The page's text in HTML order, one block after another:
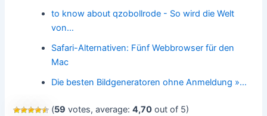
to know about qzobollrode - So wird die Welt
von…
Safari-Alternativen: Fünf Webbrowser für den
Mac
Die besten Bildgeneratoren ohne Anmeldung »…
(59 votes, average:4,70 out of 5)